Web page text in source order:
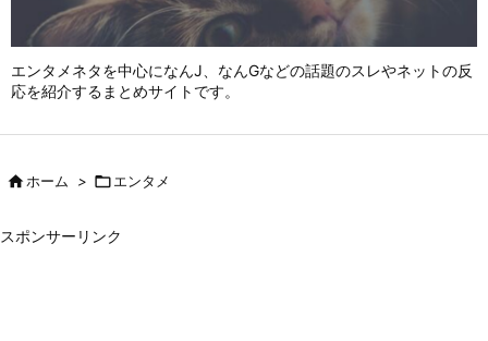
エンタメネタを中心になんJ、なんGなどの話題のスレやネットの反
応を紹介するまとめサイトです。

ホーム > エンタメ
スポンサーリンク